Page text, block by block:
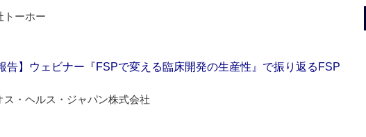
トーホー
告】ウェビナー『FSPで変える臨床開発の生産性』で振り返るFSP
ス・ヘルス・ジャパン株式会社